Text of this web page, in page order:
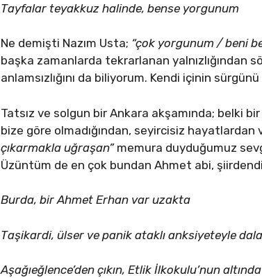
Tayfalar teyakkuz halinde, bense yorgunum
Ne demişti Nazım Usta; “çok yorgunum / beni
başka zamanlarda tekrarlanan yalnızlığından
anlamsızlığını da biliyorum. Kendi içinin
Tatsız ve solgun bir Ankara akşamında; belki
bize göre olmadığından, seyircisiz hayatlardan
çıkarmakla uğraşan”memura duyduğumuz
Üzüntüm de en çok bundan Ahmet abi, şiirdendi
Burda, bir Ahmet Erhan var uzakta
Taşikardi, ülser ve panik ataklı anksiyeteyle
Aşağıeğlence’den çıkın, Etlik İlkokulu’nun altında